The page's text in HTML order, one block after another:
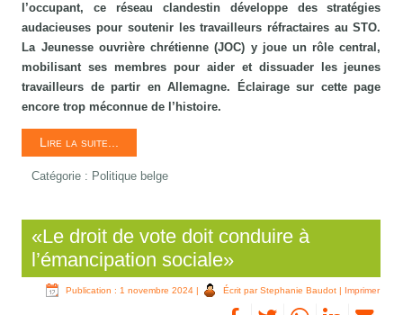
l’occupant, ce réseau clandestin développe des stratégies
audacieuses pour soutenir les travailleurs réfractaires au STO.
La Jeunesse ouvrière chrétienne (JOC) y joue un rôle central,
mobilisant ses membres pour aider et dissuader les jeunes
travailleurs de partir en Allemagne. Éclairage sur cette page
encore trop méconnue de l’histoire.
Lire la suite...
Catégorie : Politique belge
«Le droit de vote doit conduire à
l’émancipation sociale»
Publication : 1 novembre 2024 | Écrit par Stephanie Baudot | Imprimer